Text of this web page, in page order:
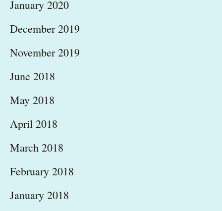
January 2020
December 2019
November 2019
June 2018
May 2018
April 2018
March 2018
February 2018
January 2018